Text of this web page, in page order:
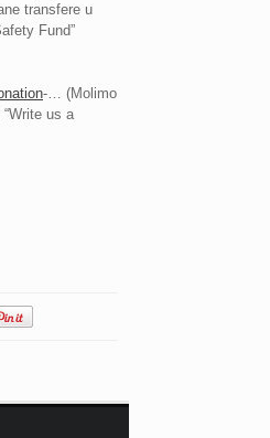
transfere u
Fund”
-… (Molimo
us a